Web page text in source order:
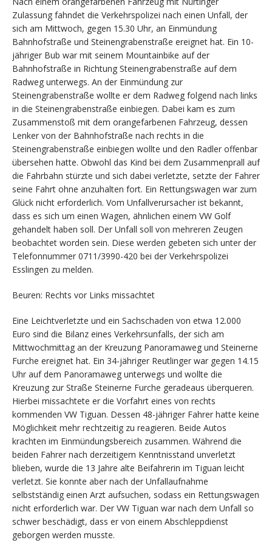
Zulassung fahndet die Verkehrspolizei nach einen Unfall, der
sich am Mittwoch, gegen 15.30 Uhr, an Einmündung
Bahnhofstraße und Steinengrabenstraße ereignet hat. Ein 10-
jähriger Bub war mit seinem Mountainbike auf der
Bahnhofstraße in Richtung Steinengrabenstraße auf dem
Radweg unterwegs. An der Einmündung zur
Steinengrabenstraße wollte er dem Radweg folgend nach links
in die Steinengrabenstraße einbiegen. Dabei kam es zum
Zusammenstoß mit dem orangefarbenen Fahrzeug, dessen
Lenker von der Bahnhofstraße nach rechts in die
Steinengrabenstraße einbiegen wollte und den Radler offenbar
übersehen hatte. Obwohl das Kind bei dem Zusammenprall auf
die Fahrbahn stürzte und sich dabei verletzte, setzte der Fahrer
seine Fahrt ohne anzuhalten fort. Ein Rettungswagen war zum
Glück nicht erforderlich. Vom Unfallverursacher ist bekannt,
dass es sich um einen Wagen, ähnlichen einem VW Golf
gehandelt haben soll. Der Unfall soll von mehreren Zeugen
beobachtet worden sein. Diese werden gebeten sich unter der
Telefonnummer 0711/3990-420 bei der Verkehrspolizei
Esslingen zu melden.
Beuren: Rechts vor Links missachtet
Eine Leichtverletzte und ein Sachschaden von etwa 12.000
Euro sind die Bilanz eines Verkehrsunfalls, der sich am
Mittwochmittag an der Kreuzung Panoramaweg und Steinerne
Furche ereignet hat. Ein 34-jähriger Reutlinger war gegen 14.15
Uhr auf dem Panoramaweg unterwegs und wollte die
Kreuzung zur Straße Steinerne Furche geradeaus überqueren.
Hierbei missachtete er die Vorfahrt eines von rechts
kommenden VW Tiguan. Dessen 48-jähriger Fahrer hatte keine
Möglichkeit mehr rechtzeitig zu reagieren. Beide Autos
krachten im Einmündungsbereich zusammen. Während die
beiden Fahrer nach derzeitigem Kenntnisstand unverletzt
blieben, wurde die 13 Jahre alte Beifahrerin im Tiguan leicht
verletzt. Sie konnte aber nach der Unfallaufnahme
selbstständig einen Arzt aufsuchen, sodass ein Rettungswagen
nicht erforderlich war. Der VW Tiguan war nach dem Unfall so
schwer beschädigt, dass er von einem Abschleppdienst
geborgen werden musste.